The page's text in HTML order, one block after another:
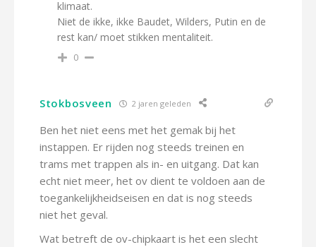
klimaat.
Niet de ikke, ikke Baudet, Wilders, Putin en de
rest kan/ moet stikken mentaliteit.
0
Stokbosveen 2 jaren geleden
Ben het niet eens met het gemak bij het
instappen. Er rijden nog steeds treinen en
trams met trappen als in- en uitgang. Dat kan
echt niet meer, het ov dient te voldoen aan de
toegankelijkheidseisen en dat is nog steeds
niet het geval.
Wat betreft de ov-chipkaart is het een slecht